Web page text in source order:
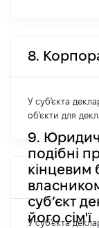
8.
У суб'єкта
об'єкти для
9.
подібні
кінцевим
суб’єкт
його сім'ї
У суб'єкта